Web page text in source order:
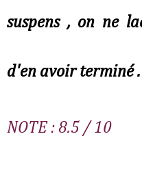
suspens , on ne
d'en avoir terminé
NOTE : 8.5 / 10